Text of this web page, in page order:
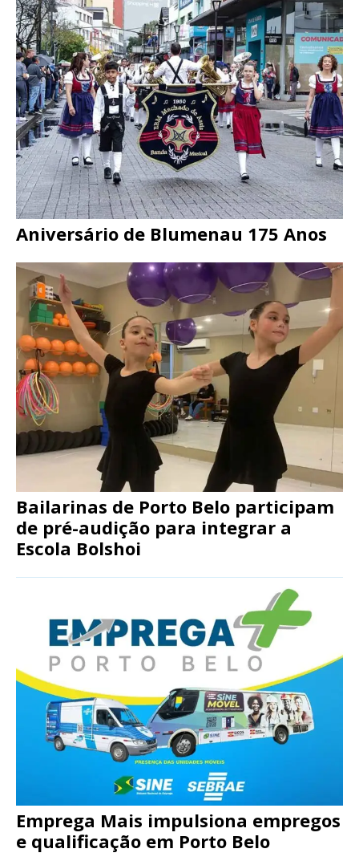
Aniversário de Blumenau 175 Anos
Bailarinas de Porto Belo participam
de pré-audição para integrar a
Escola Bolshoi
Emprega Mais impulsiona empregos
e qualificação em Porto Belo